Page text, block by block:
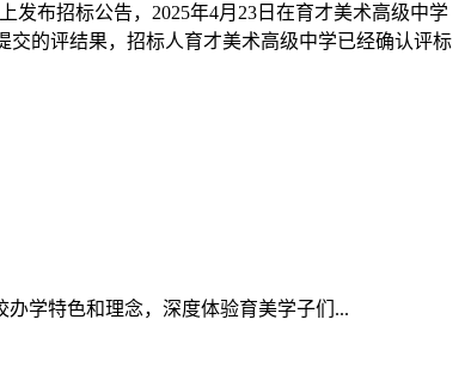
发布招标公告，2025年4月23日在育才美术高级中学
交的评结果，招标人育才美术高级中学已经确认评标
学特色和理念，深度体验育美学子们...